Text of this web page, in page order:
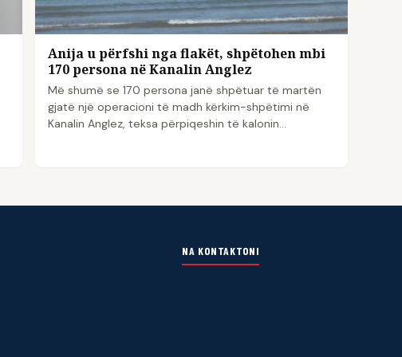
Anija u përfshi nga flakët, shpëtohen mbi
170 persona në Kanalin Anglez
Më shumë se 170 persona janë shpëtuar të martën
gjatë një operacioni të madh kërkim-shpëtimi në
Kanalin Anglez, teksa përpiqeshin të kalonin…
NA KONTAKTONI